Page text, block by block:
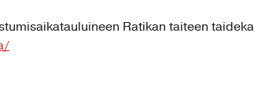
Ratikan taiteen